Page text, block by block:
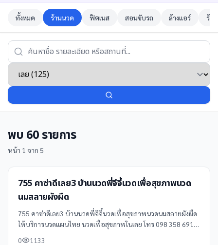
ทั้งหมด ร้านนวด ฟิตเนส สอนขับรถ ล้างแอร์ ร้า
พบ 60รายการ
หน้า 1 จาก 5
755 คาซ่าดีเลย3 บ้านนวดพี่จีจี้นวดเพื่อสุขภาพนวด
นมสลายผังผืด
755 คาซ่าดีเลย3 บ้านนวดพี่จีจี้นวดเพื่อสุขภาพนวดนมสลายผังผืด
ให้บริการนวดแผนไทย นวดเพื่อสุขภาพในเลย โทร 098 358 6915
0 1133